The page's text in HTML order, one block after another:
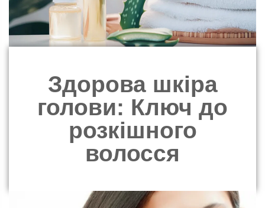
Здорова шкіра
голови: Ключ до
розкішного
волосся